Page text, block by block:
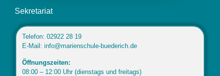
Sekretariat
Telefon: 02922 28 19
E-Mail: info@marienschule-buederich.de
Öffnungszeiten:
08:00 – 12:00 Uhr (dienstags und freitags)